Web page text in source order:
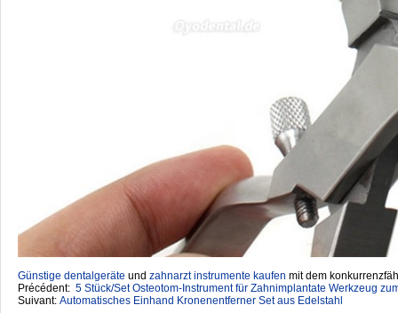
Günstige dentalgeräte ‎ und zahnarzt instrumente kaufen mit dem
Précédent: 5 Stück/Set Osteotom-Instrument für Zahnimplantate Werkzeug
Suivant: Automatisches Einhand Kronenentferner Set aus Edelstahl